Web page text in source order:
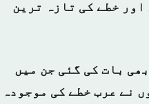
خطے کی تازہ ترین
بات کی گئی جن میں
نے عرب خطے کی موجودہ